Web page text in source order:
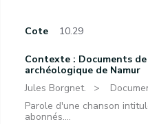
Cote 10.29
Contexte : Documents
archéologique de Namur
Jules Borgnet.
Parole d'une chanson
abonnés....